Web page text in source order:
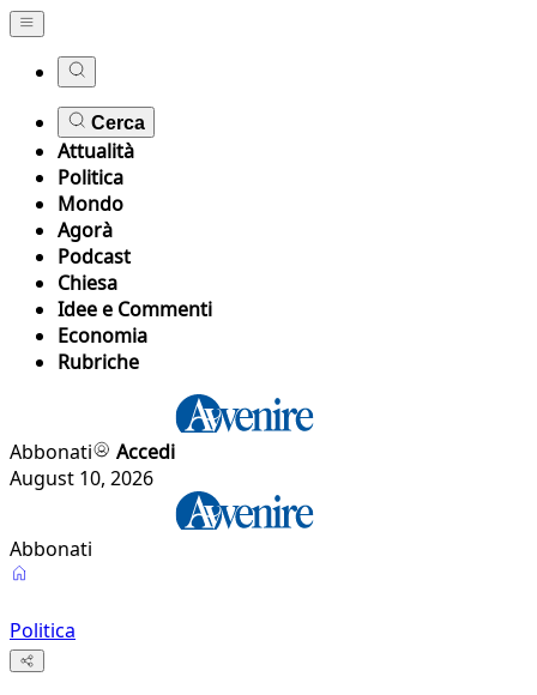
Cerca
Attualità
Politica
Mondo
Agorà
Podcast
Chiesa
Idee e Commenti
Economia
Rubriche
Abbonati
Accedi
August 10, 2026
Abbonati
Politica